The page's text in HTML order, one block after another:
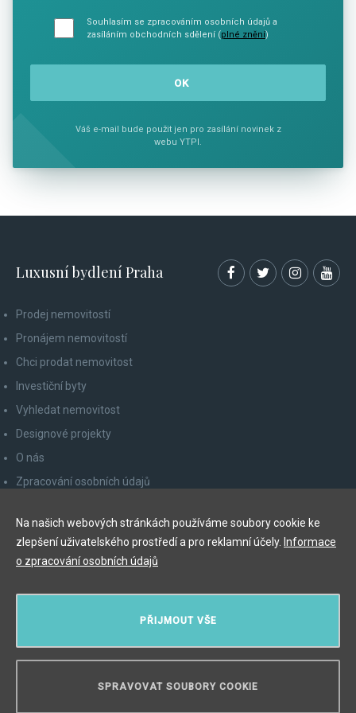
Souhlasím se zpracováním osobních údajů a
zasíláním obchodních sdělení (plné znění)
Váš e-mail bude použit jen pro zasílání novinek z
webu YTPI.
Luxusní bydlení Praha
Prodej nemovitostí
Pronájem nemovitostí
Chci prodat nemovitost
Investiční byty
Vyhledat nemovitost
Designové projekty
O nás
Zpracování osobních údajů
Odhlášení z newsletteru
Myslíková 245/3, 110 00 Praha 1
PŘIJMOUT VŠE
SPRAVOVAT SOUBORY COOKIE
Na našich webových stránkách používáme soubory cookie ke
zlepšení uživatelského prostředí a pro reklamní účely. Informace
o zpracování osobních údajů